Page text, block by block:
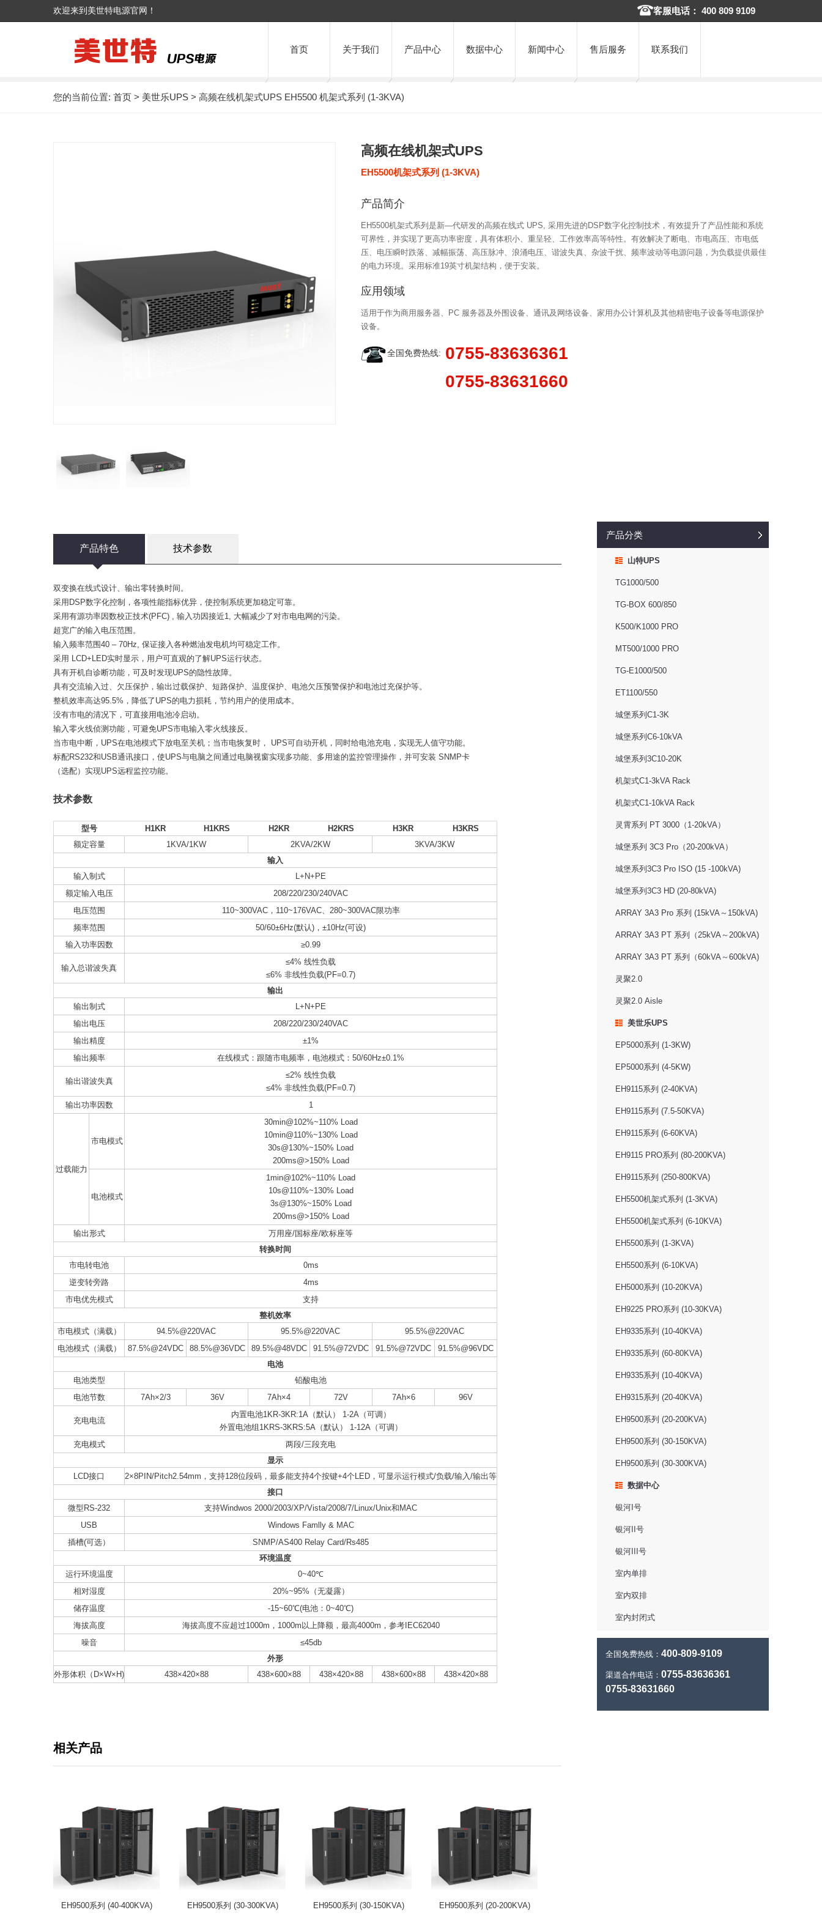
欢迎来到美世特电源官网！ 客服电话： 400 809 9109
首页 关于我们 产品中心 数据中心 新闻中心 售后服务 联系我们
您的当前位置: 首页 > 美世乐UPS > 高频在线机架式UPS EH5500 机架式系列 (1-3KVA)
高频在线机架式UPS
EH5500机架式系列 (1-3KVA)
产品简介
EH5500机架式系列是新—代研发的高频在线式 UPS, 采用先进的DSP数字化控制技术，有效提升了产品性能和系统
可界性，并实现了更高功率密度，具有体积小、重呈轻、工作效率高等特性。有效解决了断电、市电高压、市电低
压、电压瞬时跌落、减幅振荡、高压脉冲、浪涌电压、谐波失真、杂波干扰、频率波动等电源问题，为负载提供最佳
的电力环境。采用标准19英寸机架结构，便于安装。
应用领域
适用于作为商用服务器、PC 服务器及外围设备、通讯及网络设备、家用办公计算机及其他精密电子设备等电源保护
设备。
全国免费热线: 0755-83636361
0755-83631660
产品特色 技术参数
双变换在线式设计、输出零转换时间。
采用DSP数字化控制，各项性能指标优异，使控制系统更加稳定可靠。
采用有源功率因数校正技术(PFC) , 输入功因接近1, 大幅减少了对市电电网的污染。
超宽广的输入电压范围。
输入频率范围40 – 70Hz, 保证接入各种燃油发电机均可稳定工作。
采用 LCD+LED实时显示，用户可直观的了解UPS运行状态。
具有开机自诊断功能，可及时发现UPS的隐性故障。
具有交流输入过、欠压保护，输出过载保护、短路保护、温度保护、电池欠压预警保护和电池过充保护等。
整机效率高达95.5%，降低了UPS的电力损耗，节约用户的使用成本。
没有市电的清况下，可直接用电池冷启动。
输入零火线侦测功能，可避免UPS市电输入零火线接反。
当市电中断，UPS在电池模式下放电至关机；当市电恢复时， UPS可自动开机，同时给电池充电，实现无人值守功能。
标配RS232和USB通讯接口，使UPS与电脑之间通过电脑视窗实现多功能、多用途的监控管理操作，并可安装 SNMP卡
（选配）实现UPS远程监控功能。
技术参数
型号 H1KR H1KRS H2KR H2KRS H3KR
H3KRS
额定容量
1KVA/1KW 2KVA/2KW
3KVA/3KW
输入
输入制式
L+N+PE
额定输入电压
208/220/230/240VAC
电压范围
110~300VAC，110~176VAC、280~300VAC限功率
频率范围
50/60±6Hz(默认)，±10Hz(可设)
输入功率因数
≥0.99
输入总谐波失真
≤4% 线性负载
≤6% 非线性负载(PF=0.7)
输出
输出制式
L+N+PE
输出电压
208/220/230/240VAC
输出精度
±1%
输出频率
在线模式：跟随市电频率，电池模式：50/60Hz±0.1%
输出谐波失真
≤2% 线性负载
≤4% 非线性负载(PF=0.7)
输出功率因数
1
过载能力
市电模式
30min@102%~110% Load
10min@110%~130% Load
30s@130%~150% Load
200ms@>150% Load
电池模式
1min@102%~110% Load
10s@110%~130% Load
3s@130%~150% Load
200ms@>150% Load
输出形式
万用座/国标座/欧标座等
转换时间
市电转电池
0ms
逆变转旁路
4ms
市电优先模式
支持
整机效率
市电模式（满载）
94.5%@220VAC 95.5%@220VAC
95.5%@220VAC
电池模式（满载）
87.5%@24VDC 88.5%@36VDC 89.5%@48VDC 91.5%@72VDC 91.5%@72VDC
91.5%@96VDC
电池
电池类型
铅酸电池
电池节数
7Ah×2/3 36V 7Ah×4 72V 7Ah×6 96V
充电电流
内置电池1KR-3KR:1A（默认） 1-2A（可调）
外置电池组1KRS-3KRS:5A（默认） 1-12A（可调）
充电模式
两段/三段充电
显示
LCD接口
2×8PIN/Pitch2.54mm，支持128位段码，最多能支持4个按键+4个LED，可显示运行模式/负载/输入/输出等
接口
微型RS-232
支持Windwos 2000/2003/XP/Vista/2008/7/Linux/Unix和MAC
USB
Windows Famlly & MAC
插槽(可选）
SNMP/AS400 Relay Card/Rs485
环境温度
运行环境温度
0~40℃
相对湿度
20%~95%（无凝露）
储存温度
-15~60℃(电池：0~40℃)
海拔高度
海拔高度不应超过1000m，1000m以上降额，最高4000m，参考IEC62040
噪音
≤45db
外形
外形体积（D×W×H)
438×420×88 438×600×88 438×420×88 438×600×88 438×420×88
产品分类
山特UPS
TG1000/500
TG-BOX 600/850
K500/K1000 PRO
MT500/1000 PRO
TG-E1000/500
ET1100/550
城堡系列C1-3K
城堡系列C6-10kVA
城堡系列3C10-20K
机架式C1-3kVA Rack
机架式C1-10kVA Rack
灵霄系列 PT 3000（1-20kVA）
城堡系列 3C3 Pro（20-200kVA）
城堡系列3C3 Pro ISO (15 -100kVA)
城堡系列3C3 HD (20-80kVA)
ARRAY 3A3 Pro 系列 (15kVA～150kVA)
ARRAY 3A3 PT 系列（25kVA～200kVA)
ARRAY 3A3 PT 系列（60kVA～600kVA)
灵聚2.0
灵聚2.0 Aisle
美世乐UPS
EP5000系列 (1-3KW)
EP5000系列 (4-5KW)
EH9115系列 (2-40KVA)
EH9115系列 (7.5-50KVA)
EH9115系列 (6-60KVA)
EH9115 PRO系列 (80-200KVA)
EH9115系列 (250-800KVA)
EH5500机架式系列 (1-3KVA)
EH5500机架式系列 (6-10KVA)
EH5500系列 (1-3KVA)
EH5500系列 (6-10KVA)
EH5000系列 (10-20KVA)
EH9225 PRO系列 (10-30KVA)
EH9335系列 (10-40KVA)
EH9335系列 (60-80KVA)
EH9335系列 (10-40KVA)
EH9315系列 (20-40KVA)
EH9500系列 (20-200KVA)
EH9500系列 (30-150KVA)
EH9500系列 (30-300KVA)
数据中心
银河I号
银河II号
银河III号
室内单排
室内双排
室内封闭式
全国免费热线：400-809-9109
渠道合作电话：0755-83636361
0755-83631660
相关产品
EH9500系列 (40-400KVA) EH9500系列 (30-300KVA) EH9500系列 (30-150KVA) EH9500系列 (20-200KVA)